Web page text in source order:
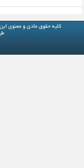
کلیه حقوق مادی و معنوی